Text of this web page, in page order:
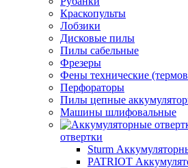
Краскопульты
Лобзики
Дисковые пилы
Пилы сабельные
Фрезеры
Фены технические
Перфораторы
Пилы цепные
Машины шлифовальные
отвертки
Sturm
PATRIOT